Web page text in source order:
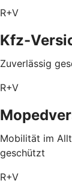
R+V
Kfz-
Zuverlässig
R+V
Mobilität im
geschützt
R+V